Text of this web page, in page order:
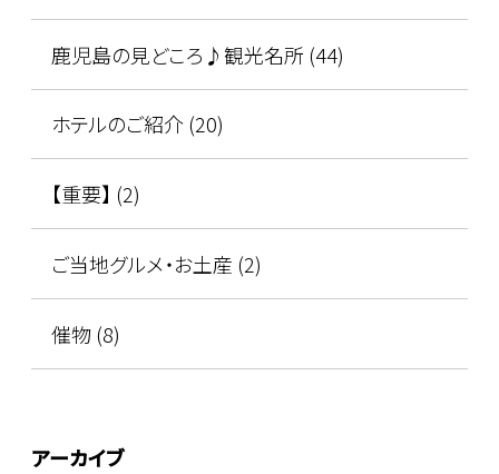
鹿児島の見どころ♪観光名所 (44)
ホテルのご紹介 (20)
【重要】 (2)
ご当地グルメ・お土産 (2)
催物 (8)
アーカイブ